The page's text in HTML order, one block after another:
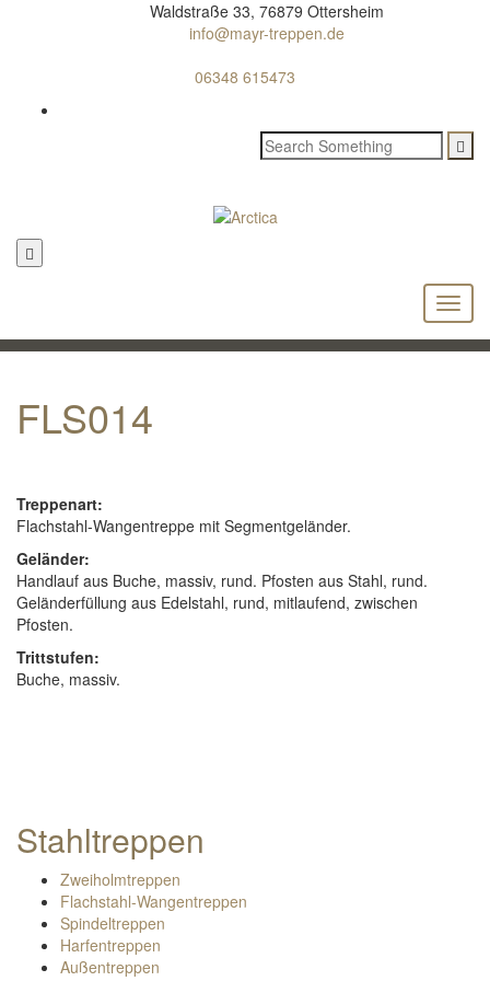
Waldstraße 33, 76879 Ottersheim
info@mayr-treppen.de
06348 615473
FLS014
Treppenart:
Flachstahl-Wangentreppe mit Segmentgeländer.
Geländer:
Handlauf aus Buche, massiv, rund. Pfosten aus Stahl, rund.
Geländerfüllung aus Edelstahl, rund, mitlaufend, zwischen
Pfosten.
Trittstufen:
Buche, massiv.
Stahltreppen
Zweiholmtreppen
Flachstahl-Wangentreppen
Spindeltreppen
Harfentreppen
Außentreppen